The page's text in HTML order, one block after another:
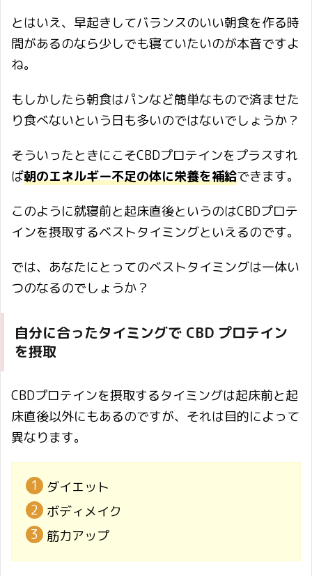
とはいえ、早起きしてバランスのいい朝食を作る時
間があるのなら少しでも寝ていたいのが本音ですよ
ね。
もしかしたら朝食はパンなど簡単なもので済ませた
り食べないという日も多いのではないでしょうか？
そういったときにこそCBDプロテインをプラスすれ
ば朝のエネルギー不足の体に栄養を補給できます。
このように就寝前と起床直後というのはCBDプロテ
インを摂取するベストタイミングといえるのです。
では、あなたにとってのベストタイミングは一体い
つのなるのでしょうか？
自分に合ったタイミングで CBD プロテイン
を摂取
CBDプロテインを摂取するタイミングは起床前と起
床直後以外にもあるのですが、それは目的によって
異なります。
ダイエット
ボディメイク
筋力アップ